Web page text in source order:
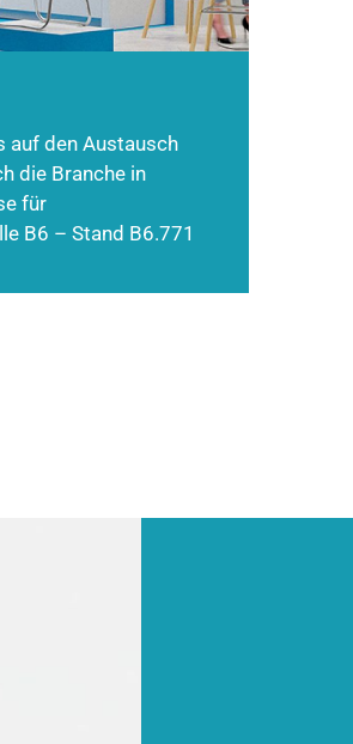
auf den Austausch
die Branche in
für
B6 – Stand B6.771